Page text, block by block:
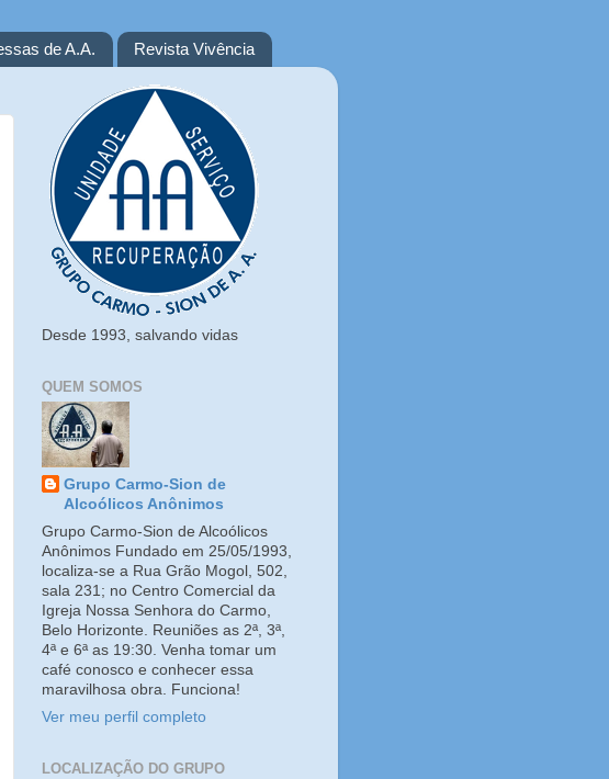
de A.A. Revista Vivência
Desde 1993, salvando vidas
QUEM SOMOS
Grupo Carmo-Sion de
Alcoólicos Anônimos
Grupo Carmo-Sion de Alcoólicos
Anônimos Fundado em 25/05/1993,
localiza-se a Rua Grão Mogol, 502,
sala 231; no Centro Comercial da
Igreja Nossa Senhora do Carmo,
Belo Horizonte. Reuniões as 2ª, 3ª,
4ª e 6ª as 19:30. Venha tomar um
café conosco e conhecer essa
maravilhosa obra. Funciona!
Ver meu perfil completo
LOCALIZAÇÃO DO GRUPO